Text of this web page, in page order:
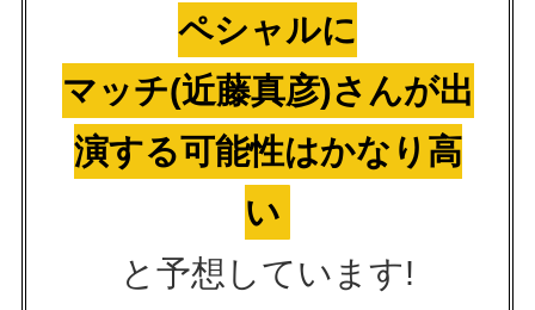
ペシャルに
マッチ(近藤真彦)さんが出
演する可能性はかなり高
い
と予想しています!